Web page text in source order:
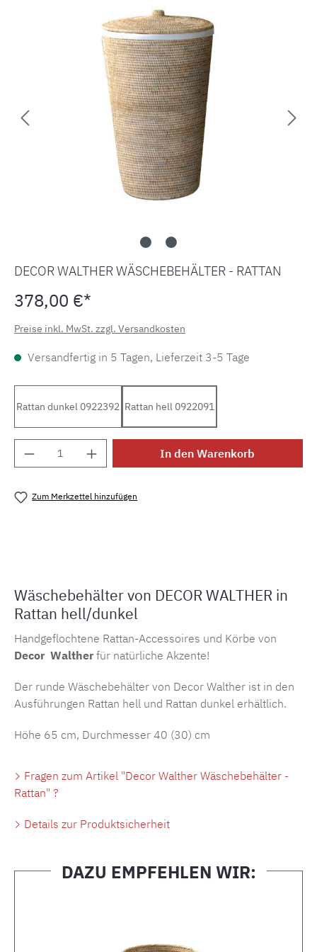
DECOR WALTHER WÄSCHEBEHÄLTER - RATTAN
378,00 €*
Preise inkl. MwSt. zzgl. Versandkosten
Versandfertig in 5 Tagen, Lieferzeit 3-5 Tage
Rattan dunkel 0922392 Rattan hell 0922091
Produkt Anzahl: Gib den gewünschten
In den Warenkorb
Zum Merkzettel hinzufügen
Wäschebehälter von DECOR WALTHER in
Rattan hell/dunkel
Handgeflochtene Rattan-Accessoires und Körbe von
Decor Walther für natürliche Akzente!
Der runde Wäschebehälter von Decor Walther ist in den
Ausführungen Rattan hell und Rattan dunkel erhältlich.
Höhe 65 cm, Durchmesser 40 (30) cm
Fragen zum Artikel "Decor Walther Wäschebehälter -
Rattan" ?
Details zur Produktsicherheit
DAZU EMPFEHLEN WIR: